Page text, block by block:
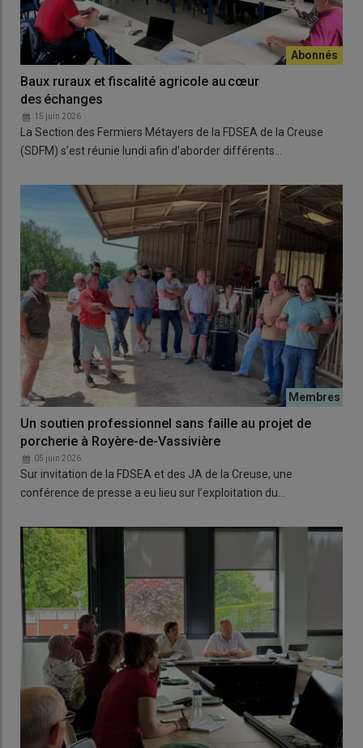
Baux ruraux et fiscalité agricole au cœur
des échanges
15 juin 2026
La Section des Fermiers Métayers de la FDSEA de la Creuse
(SDFM) s’est réunie lundi afin d’aborder différents…
Un soutien professionnel sans faille au projet de
porcherie à Royère-de-Vassivière
05 juin 2026
Sur invitation de la FDSEA et des JA de la Creuse, une
conférence de presse a eu lieu sur l’exploitation du…